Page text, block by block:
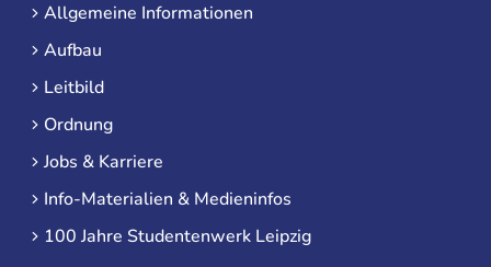
Allgemeine Informationen
Aufbau
Leitbild
Ordnung
Jobs & Karriere
Info-Materialien & Medieninfos
100 Jahre Studentenwerk Leipzig